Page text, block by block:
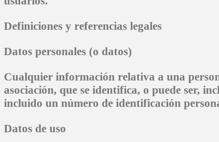
Definiciones y referencias legales
Datos personales (o datos)
Cualquier información relativa a una
asociación, que se identifica, o puede ser,
incluido un número de identificación
Datos de uso